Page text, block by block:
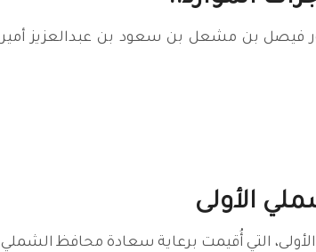
فيصل بن مشعل بن سعود بن عبدالعزيز أمير
الأولى
التي أُقيمت برعاية سعادة محافظ